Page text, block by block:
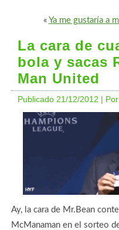
« Ya me gustaría a
La cara de
bola y sacas
Man United
Publicado 21/12/2012 | Por
Ay, la cara de Mr.Bean
McManaman en el sorteo